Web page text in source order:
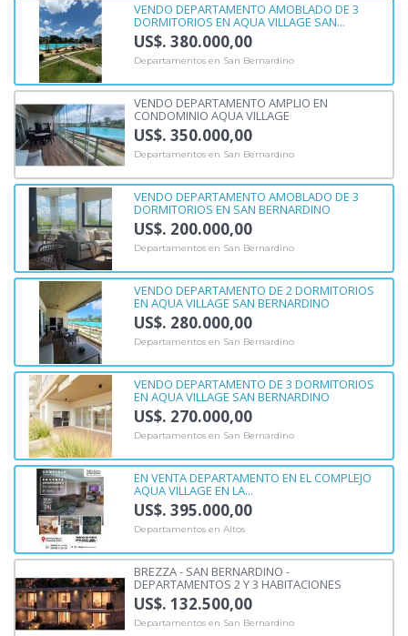
VENDO DEPARTAMENTO AMOBLADO DE 3
DORMITORIOS EN AQUA VILLAGE SAN...
US$. 380.000,00
Departamentos en San Bernardino
VENDO DEPARTAMENTO AMPLIO EN
CONDOMINIO AQUA VILLAGE
US$. 350.000,00
Departamentos en San Bernardino
VENDO DEPARTAMENTO AMOBLADO DE 3
DORMITORIOS EN SAN BERNARDINO
US$. 200.000,00
Departamentos en San Bernardino
VENDO DEPARTAMENTO DE 2 DORMITORIOS
EN AQUA VILLAGE SAN BERNARDINO
US$. 280.000,00
Departamentos en San Bernardino
VENDO DEPARTAMENTO DE 3 DORMITORIOS
EN AQUA VILLAGE SAN BERNARDINO
US$. 270.000,00
Departamentos en San Bernardino
EN VENTA DEPARTAMENTO EN EL COMPLEJO
AQUA VILLAGE EN LA...
US$. 395.000,00
Departamentos en Altos
BREZZA - SAN BERNARDINO -
DEPARTAMENTOS 2 Y 3 HABITACIONES
US$. 132.500,00
Departamentos en San Bernardino